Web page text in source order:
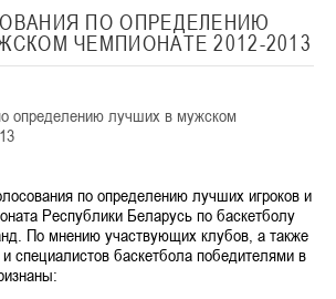
ПО ОПРЕДЕЛЕНИЮ
ЧЕМПИОНАТЕ 2012-2013
определению лучших в мужском
по определению лучших игроков и
Республики Беларусь по баскетболу
По мнению участвующих клубов, а также
специалистов баскетбола победителями в